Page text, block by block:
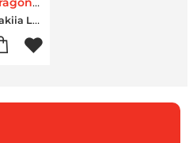
Makiia Lucier